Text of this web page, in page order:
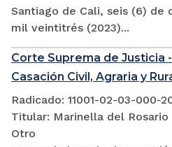
Santiago de Cali, seis (6) de
mil veintitrés (2023)...
Corte Suprema de Justicia
Casación Civil, Agraria y
Radicado: 11001-02-03-000-
Titular: Marinella del Rosario
Otro